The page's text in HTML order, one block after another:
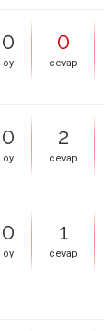
0
oy
0
cevap
0
oy
2
cevap
0
oy
1
cevap